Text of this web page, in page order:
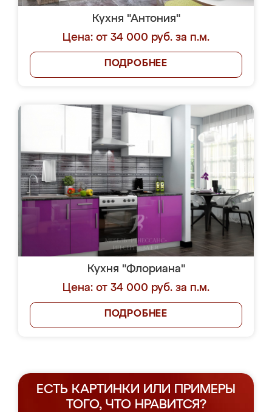
Кухня "Антония"
Цена: от 34 000 руб. за п.м.
ПОДРОБНЕЕ
Кухня "Флориана"
Цена: от 34 000 руб. за п.м.
ПОДРОБНЕЕ
ЕСТЬ КАРТИНКИ ИЛИ ПРИМЕРЫ
ТОГО, ЧТО НРАВИТСЯ?